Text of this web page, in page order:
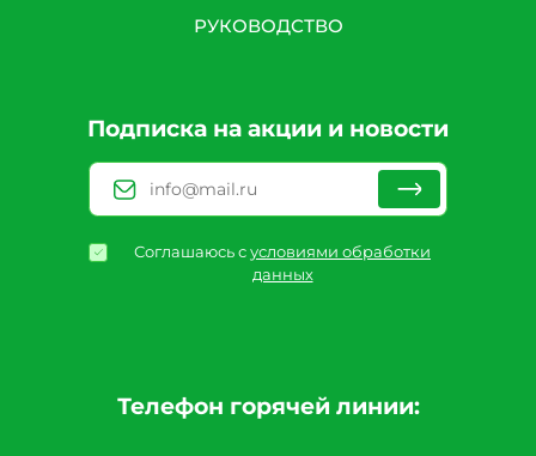
Телефон горячей линии:
РУКОВОДСТВО
Подписка на акции и новости
Соглашаюсь сусловиями обработки
данных